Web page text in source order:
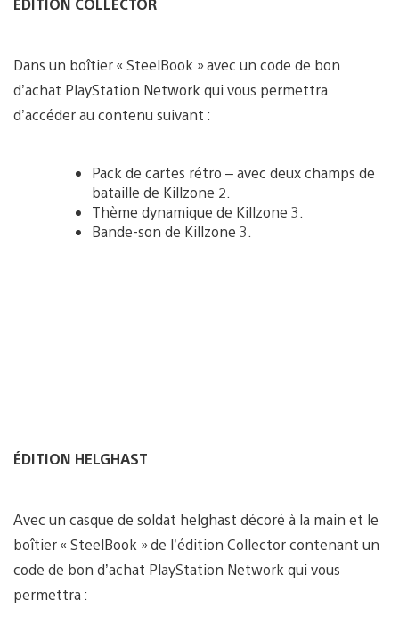
Dans un boîtier « SteelBook » avec un code de bon
d’achat PlayStation Network qui vous permettra
d’accéder au contenu suivant :
Pack de cartes rétro – avec deux champs de
bataille de Killzone 2.
Thème dynamique de Killzone 3.
Bande-son de Killzone 3.
ÉDITION HELGHAST
Avec un casque de soldat helghast décoré à la main et le
boîtier « SteelBook » de l’édition Collector contenant un
code de bon d’achat PlayStation Network qui vous
permettra :